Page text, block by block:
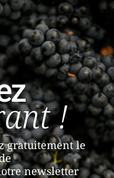
!
gratuitement le
newsletter